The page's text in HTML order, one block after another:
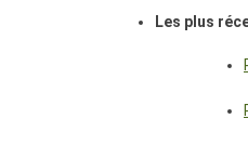
Les plus